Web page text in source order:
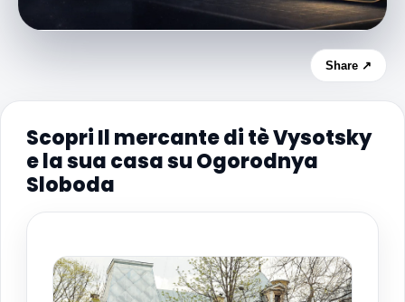
Share ↗
Scopri Il mercante di tè Vysotsky
e la sua casa su Ogorodnya
Sloboda